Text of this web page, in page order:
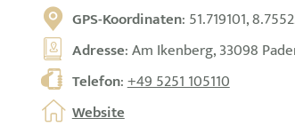
GPS-Koordinaten: 51.719101,
Adresse: Am Ikenberg, 33098
Telefon:+49 5251 105110
Website